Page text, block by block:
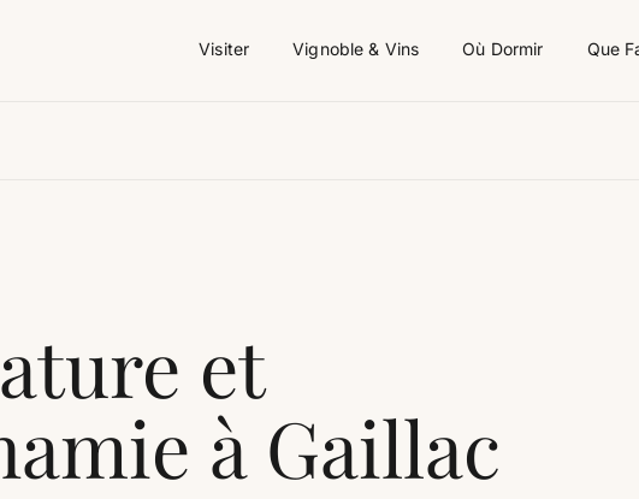
Visiter Vignoble & Vins Où Dormir Que
et
à Gaillac